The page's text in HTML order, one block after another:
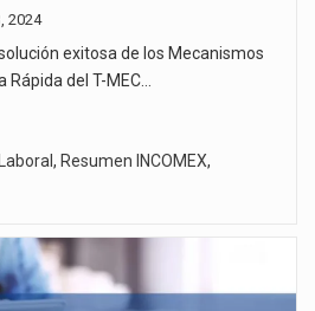
2024
exitosa de los Mecanismos
del T-MEC…
, Resumen INCOMEX,